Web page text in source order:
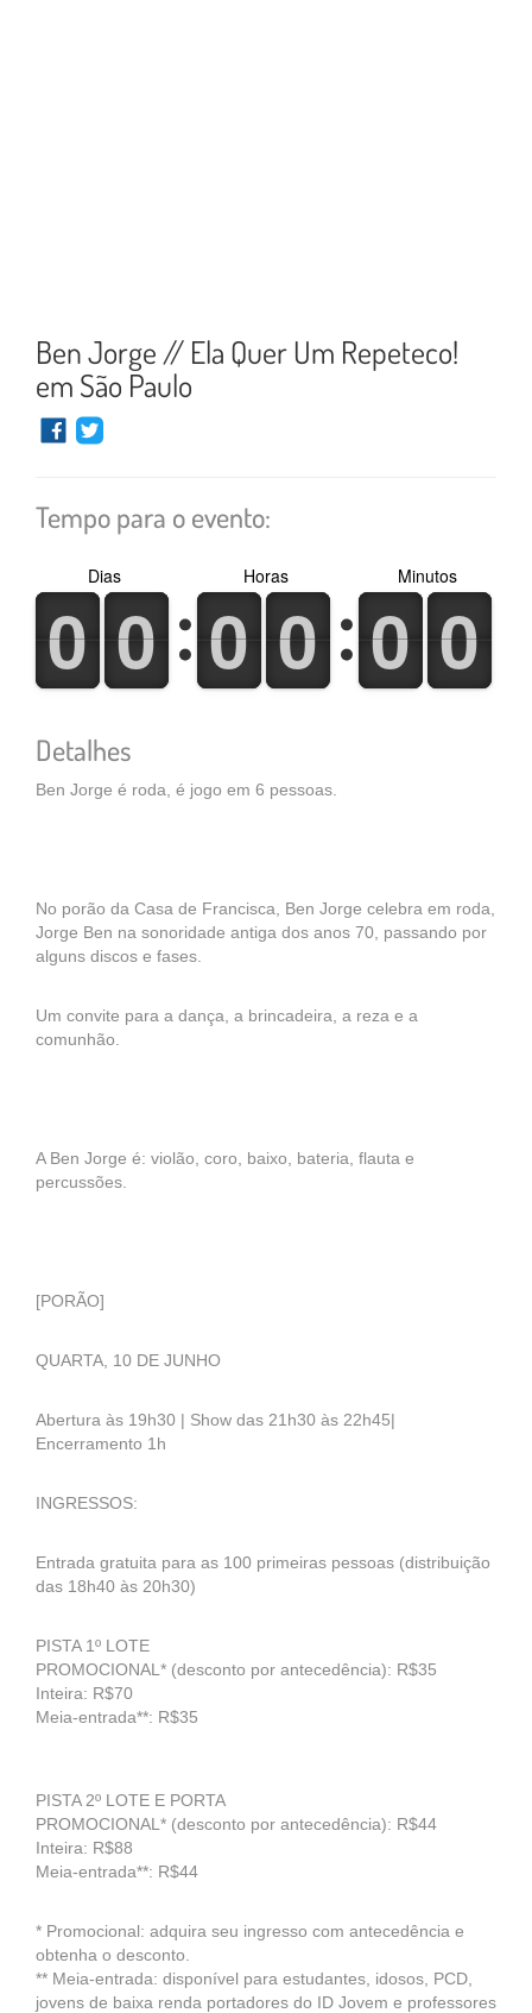
Ben Jorge // Ela Quer Um Repeteco!
em São Paulo
Tempo para o evento:
0
0
1
1 0
0
1
1
Dias
0
0
1
1 0
0
1
1
Horas
0
0
1
1 0
0
1
1
Minutos
Detalhes
Ben Jorge é roda, é jogo em 6 pessoas.
No porão da Casa de Francisca, Ben Jorge celebra em roda,
Jorge Ben na sonoridade antiga dos anos 70, passando por
alguns discos e fases.
Um convite para a dança, a brincadeira, a reza e a
comunhão.
A Ben Jorge é: violão, coro, baixo, bateria, flauta e
percussões.
[PORÃO]
QUARTA, 10 DE JUNHO
Abertura às 19h30 | Show das 21h30 às 22h45|
Encerramento 1h
INGRESSOS:
Entrada gratuita para as 100 primeiras pessoas (distribuição
das 18h40 às 20h30)
PISTA 1º LOTE
PROMOCIONAL* (desconto por antecedência): R$35
Inteira: R$70
Meia-entrada**: R$35
PISTA 2º LOTE E PORTA
PROMOCIONAL* (desconto por antecedência): R$44
Inteira: R$88
Meia-entrada**: R$44
* Promocional: adquira seu ingresso com antecedência e
obtenha o desconto.
** Meia-entrada: disponível para estudantes, idosos, PCD,
jovens de baixa renda portadores do ID Jovem e professores